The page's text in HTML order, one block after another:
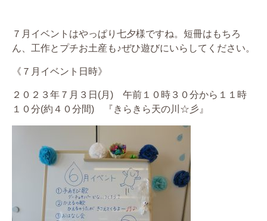
７月イベントはやっぱり七夕様ですね。短冊はもちろ
ん、工作とプチお土産も♪ぜひ遊びにいらしてください。
《７月イベント日時》
２０２３年７月３日(月) 午前１０時３０分から１１時
１０分(約４０分間) 『きらきら天の川☆彡』